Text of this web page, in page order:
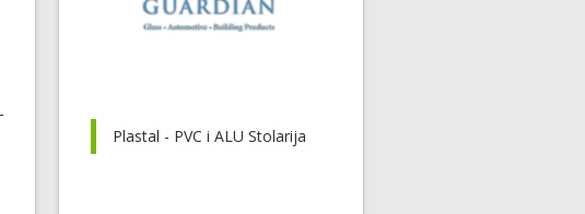
Plastal - PVC i ALU Stolarija